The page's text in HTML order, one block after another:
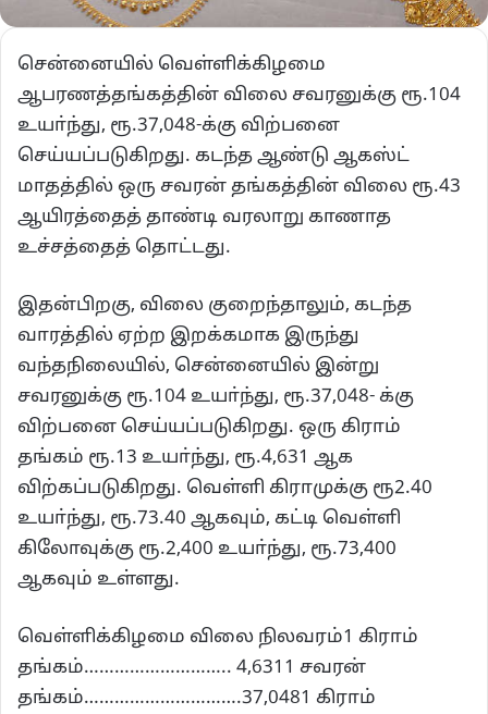
சென்னையில் வெள்ளிக்கிழமை
ஆபரணத்தங்கத்தின் விலை சவரனுக்கு ரூ.104
உயா்ந்து, ரூ.37,048-க்கு விற்பனை
செய்யப்படுகிறது. கடந்த ஆண்டு ஆகஸ்ட்
மாதத்தில் ஒரு சவரன் தங்கத்தின் விலை ரூ.43
ஆயிரத்தைத் தாண்டி வரலாறு காணாத
உச்சத்தைத் தொட்டது.
இதன்பிறகு, விலை குறைந்தாலும், கடந்த
வாரத்தில் ஏற்ற இறக்கமாக இருந்து
வந்தநிலையில், சென்னையில் இன்று
சவரனுக்கு ரூ.104 உயா்ந்து, ரூ.37,048- க்கு
விற்பனை செய்யப்படுகிறது. ஒரு கிராம்
தங்கம் ரூ.13 உயா்ந்து, ரூ.4,631 ஆக
விற்கப்படுகிறது. வெள்ளி கிராமுக்கு ரூ2.40
உயா்ந்து, ரூ.73.40 ஆகவும், கட்டி வெள்ளி
கிலோவுக்கு ரூ.2,400 உயா்ந்து, ரூ.73,400
ஆகவும் உள்ளது.
வெள்ளிக்கிழமை விலை நிலவரம்1 கிராம்
தங்கம்……………………….. 4,6311 சவரன்
தங்கம்………………………….37,0481 கிராம்